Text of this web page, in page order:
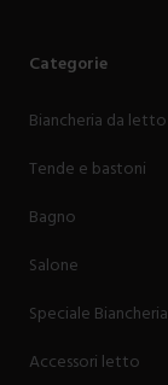
Categorie
Biancheria da letto
Tende e bastoni
Bagno
Salone
Speciale Biancheria
Accessori letto